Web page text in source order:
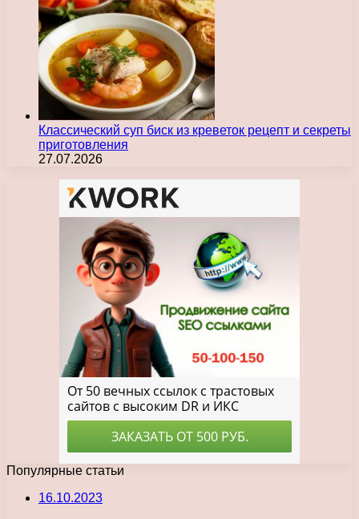
Классический суп биск из креветок рецепт и секреты
приготовления
27.07.2026
Популярные статьи
16.10.2023